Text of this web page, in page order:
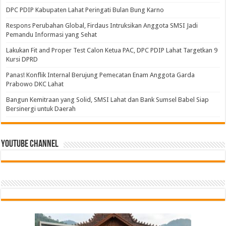
DPC PDIP Kabupaten Lahat Peringati Bulan Bung Karno
Respons Perubahan Global, Firdaus Intruksikan Anggota SMSI Jadi
Pemandu Informasi yang Sehat
Lakukan Fit and Proper Test Calon Ketua PAC, DPC PDIP Lahat Targetkan 9
Kursi DPRD
Panas! Konflik Internal Berujung Pemecatan Enam Anggota Garda
Prabowo DKC Lahat
Bangun Kemitraan yang Solid, SMSI Lahat dan Bank Sumsel Babel Siap
Bersinergi untuk Daerah
Youtube Channel